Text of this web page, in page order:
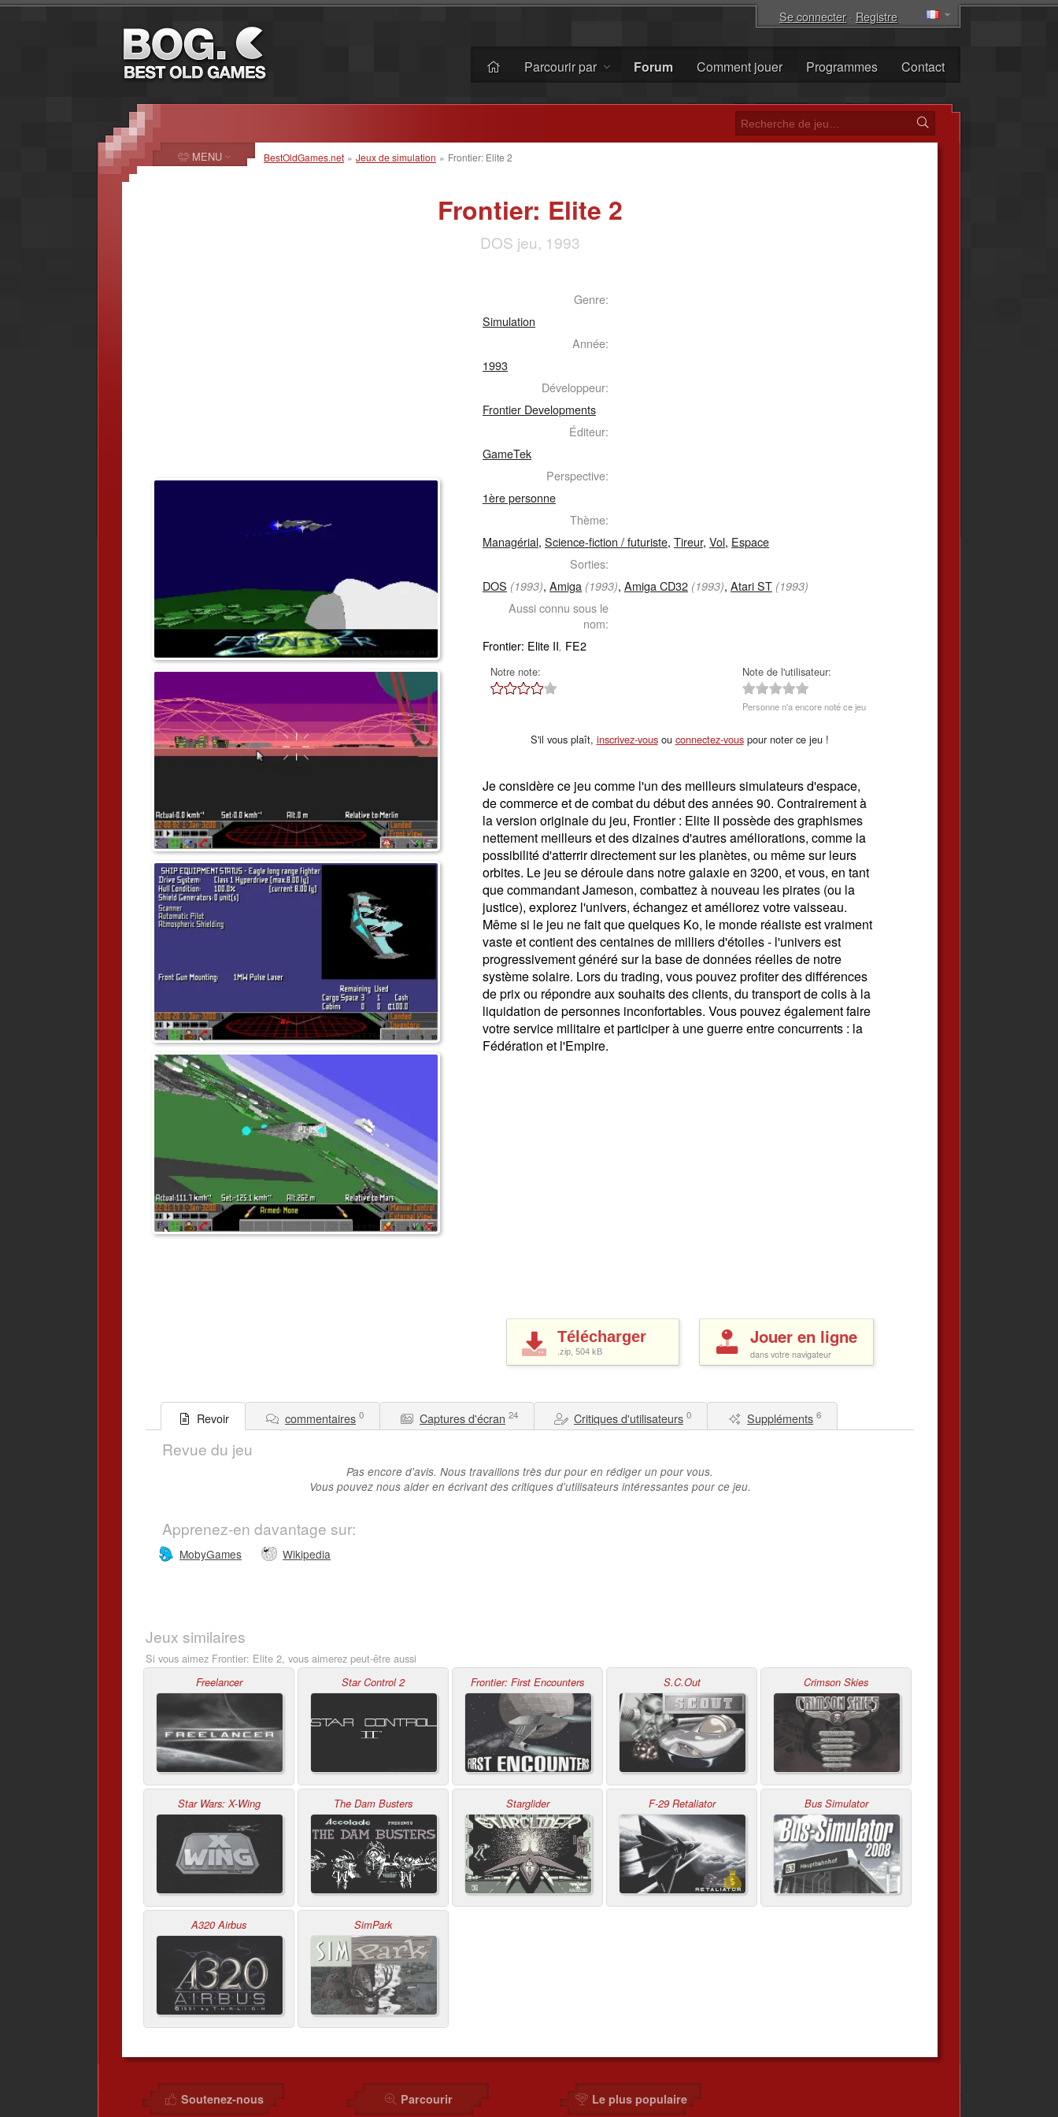
Se connecter· Registre
Parcourir par Forum Comment jouer Programmes Contact
BestOldGames.net » Jeux de simulation » Frontier: Elite 2
Frontier: Elite 2
DOS jeu, 1993
Genre:
Simulation
Année:
1993
Développeur:
Frontier Developments
Éditeur:
GameTek
Perspective:
1ère personne
Thème:
Managérial, Science-fiction / futuriste, Tireur, Vol, Espace
Sorties:
DOS (1993), Amiga (1993), Amiga CD32 (1993), Atari ST (1993)
Aussi connu sous le
nom:
Frontier: Elite II, FE2
Notre note: Note de l'utilisateur:
Personne n'a encore noté ce jeu
S'il vous plaît, inscrivez-vousou connectez-vouspour noter ce jeu !
Je considère ce jeu comme l'un des meilleurs simulateurs d'espace,
de commerce et de combat du début des années 90. Contrairement à
la version originale du jeu, Frontier : Elite II possède des graphismes
nettement meilleurs et des dizaines d'autres améliorations, comme la
possibilité d'atterrir directement sur les planètes, ou même sur leurs
orbites. Le jeu se déroule dans notre galaxie en 3200, et vous, en tant
que commandant Jameson, combattez à nouveau les pirates (ou la
justice), explorez l'univers, échangez et améliorez votre vaisseau.
Même si le jeu ne fait que quelques Ko, le monde réaliste est vraiment
vaste et contient des centaines de milliers d'étoiles - l'univers est
progressivement généré sur la base de données réelles de notre
système solaire. Lors du trading, vous pouvez profiter des différences
de prix ou répondre aux souhaits des clients, du transport de colis à la
liquidation de personnes inconfortables. Vous pouvez également faire
votre service militaire et participer à une guerre entre concurrents : la
Fédération et l'Empire.
Télécharger
.zip, 504 kB
Jouer en ligne
dans votre navigateur
Revoir commentaires 0 Captures d'écran 24 Critiques d'utilisateurs 0 Suppléments 6
Revue du jeu
Pas encore d'avis. Nous travaillons très dur pour en rédiger un pour vous.
Vous pouvez nous aider en écrivant des critiques d'utilisateurs intéressantes pour ce jeu.
Apprenez-en davantage sur:
MobyGames Wikipedia
Jeux similaires
Si vous aimez Frontier: Elite 2, vous aimerez peut-être aussi
Freelancer Star Control 2 Frontier: First Encounters S.C.Out Crimson Skies
Star Wars: X-Wing The Dam Busters Starglider F-29 Retaliator Bus Simulator
A320 Airbus SimPark
MENU
Soutenez-nous Parcourir Le plus populaire